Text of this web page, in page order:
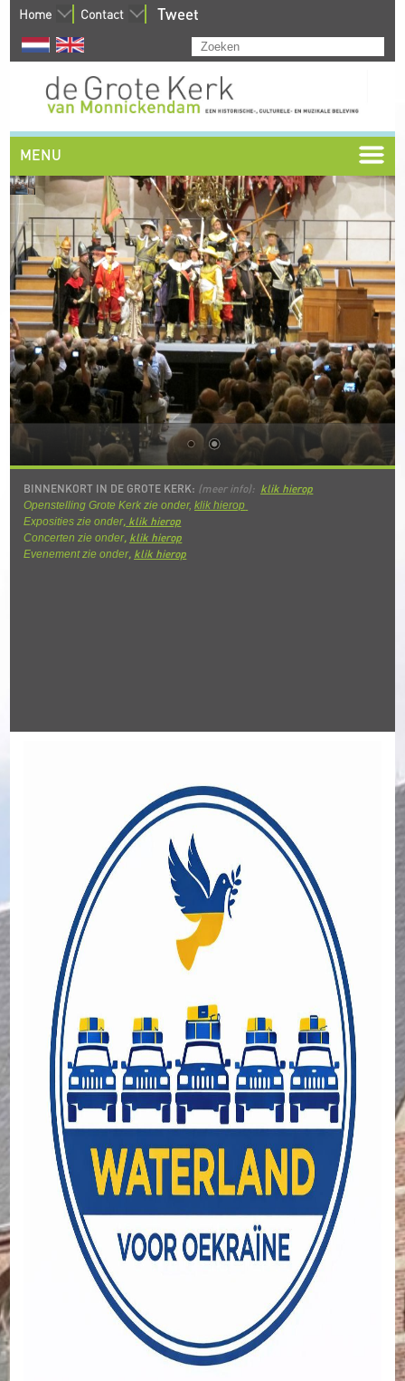
Home Contact Tweet
MENU
BINNENKORT IN DE GROTE KERK: (meer info): klik hierop
Openstelling Grote Kerk zie onder, klik hierop
Exposities zie onder, klik hierop
Concerten zie onder, klik hierop
Evenement zie onder, klik hierop